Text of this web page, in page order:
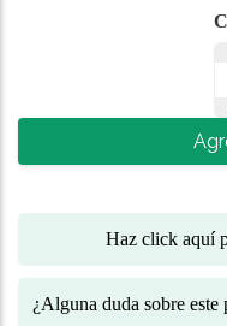
Haz click aquí
¿Alguna duda sobre este